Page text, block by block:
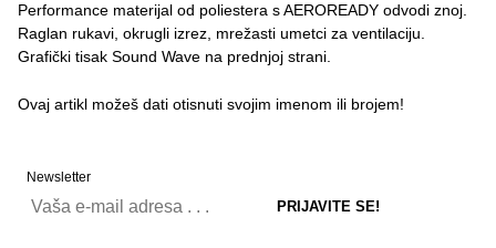
Performance materijal od poliestera s AEROREADY odvodi znoj.
Raglan rukavi, okrugli izrez, mrežasti umetci za ventilaciju.
Grafički tisak Sound Wave na prednjoj strani.
Ovaj artikl možeš dati otisnuti svojim imenom ili brojem!
Newsletter